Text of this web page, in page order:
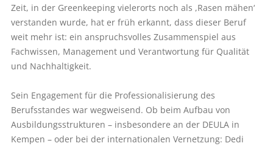
Zeit, in der Greenkeeping vielerorts noch als ,Rasen mähen‘
verstanden wurde, hat er früh erkannt, dass dieser Beruf
weit mehr ist: ein anspruchsvolles Zusammenspiel aus
Fachwissen, Management und Verantwortung für Qualität
und Nachhaltigkeit.
Sein Engagement für die Professionalisierung des
Berufsstandes war wegweisend. Ob beim Aufbau von
Ausbildungsstrukturen – insbesondere an der DEULA in
Kempen – oder bei der internationalen Vernetzung: Dedi